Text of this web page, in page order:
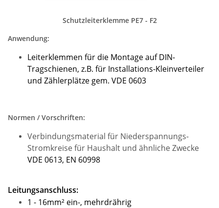
Schutzleiterklemme PE7 - F2
Anwendung:
Leiterklemmen für die Montage auf DIN-
Tragschienen, z.B. für Installations-Kleinverteiler
und Zählerplätze gem. VDE 0603
Normen / Vorschriften:
Verbindungsmaterial für Niederspannungs-
Stromkreise für Haushalt und ähnliche Zwecke
VDE 0613, EN 60998
Leitungsanschluss:
1 - 16mm² ein-, mehrdrährig